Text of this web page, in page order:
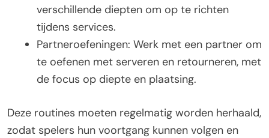
verschillende diepten om op te richten
tijdens services.
Partneroefeningen: Werk met een partner om
te oefenen met serveren en retourneren, met
de focus op diepte en plaatsing.
Deze routines moeten regelmatig worden herhaald,
zodat spelers hun voortgang kunnen volgen en